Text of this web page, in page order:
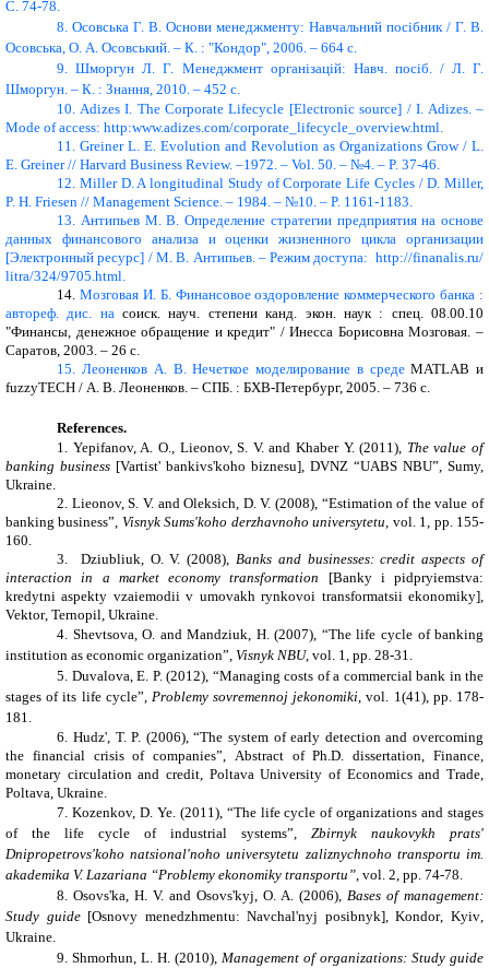
С. 74-78.
8. Осовська Г. В. Основи менеджменту: Навчальний посібник / Г. В.
Осовська, О. А. Осовський. – К. : "Кондор", 2006. – 664 c.
9. Шморгун Л. Г. Менеджмент організацій: Навч. посіб. / Л. Г.
Шморгун. – К. : Знання, 2010. – 452 с.
10. Adizes I. The Corporate Lifecycle [Electronic source] / I. Adizes. –
Mode of access: http:www.adizes.com/corporate_lifecycle_overview.html.
11. Greiner L. E. Evolution and Revolution as Organizations Grow / L.
E. Greiner // Harvard Business Review. –1972. – Vol. 50. – №4. – P. 37-46.
12. Miller D. A longitudinal Study of Corporate Life Cycles / D. Miller,
P. H. Friesen // Management Science. – 1984. – №10. – P. 1161-1183.
13. Антипьев М. В. Определение стратегии предприятия на основе
данных финансового анализа и оценки жизненного цикла организации
[Электронный ресурс] / М. В. Антипьев. – Режим доступа: http://finanalis.ru/
litra/324/9705.html.
14.Мозговая И. Б. Финансовое оздоровление коммерческого банка :
автореф. дис. насоиск.
науч. степени канд. экон. наук : спец. 08.00.10
"Финансы, денежное обращение и кредит" / Инесса Борисовна Мозговая. –
Саратов, 2003. – 26 с.
15.Леоненков А. В. Нечеткое моделирование в средеMATLABи
fuzzyTECH / А. В. Леоненков. – СПБ. : БХВ-Петербург, 2005. – 736 с.
References.
1. Yepifanov, A. O., Lieonov, S. V. andKhaber Y. (2011) The value of
banking business [Vartist' bankivs'koho biznesu], DVNZ “UABS NBU”, Sumy,
Ukraine.
2. Lieonov, S. V. andOleksich, D. V. (2008) “Estimation of the value of
banking business” Visnyk Sums'koho derzhavnoho universytetu vol. 1, pp. 155-
160.
3. Dziubliuk, O. V. (2008)
Banks and businesses: credit aspects of
interaction in a market economy transformation [Banky i pidpryiemstva:
kredytni aspekty vzaiemodii v umovakh rynkovoi transformatsii ekonomiky]
Vektor, Ternopil Ukraine.
4. Shevtsova, O. andMandziuk, H. (2007) “The life cycle of banking
institution as economic organization” Visnyk NBU, vol. 1, pp. 28-31
5. Duvalova, E. P. (2012) “Managing costs of a commercial bank in the
stages of its life cycle” Problemy sovremennoj jekonomiki , vol. 1(41), pp. 178-
181
6. Hudz', T. P. (2006),“The system of early detection and overcoming
the financial crisis of companies”
Abstract of Ph.D. dissertation, Finance,
monetary circulation and credit, Poltava University of Economics and Trade,
Poltava, Ukraine.
7. Kozenkov, D. Ye. (2011), “The life cycle of organizations and stages
of the life cycle of industrial systems”
Zbirnyk naukovykh prats'
Dnipropetrovs'koho natsional'noho universytetu zaliznychnoho transportu im.
akademika V. Lazariana “Problemy ekonomiky transportu” , vol. 2, pp. 74-78
8. Osovs'ka, H. V. andOsovs'kyj, O. A. (2006) Bases of management:
Study guide[Osnovy menedzhmentu: Navchal'nyj posibnyk],Kondor,Kyiv
Ukraine.
9. Shmorhun, L. H. (2010) Management of organizations: Study guide